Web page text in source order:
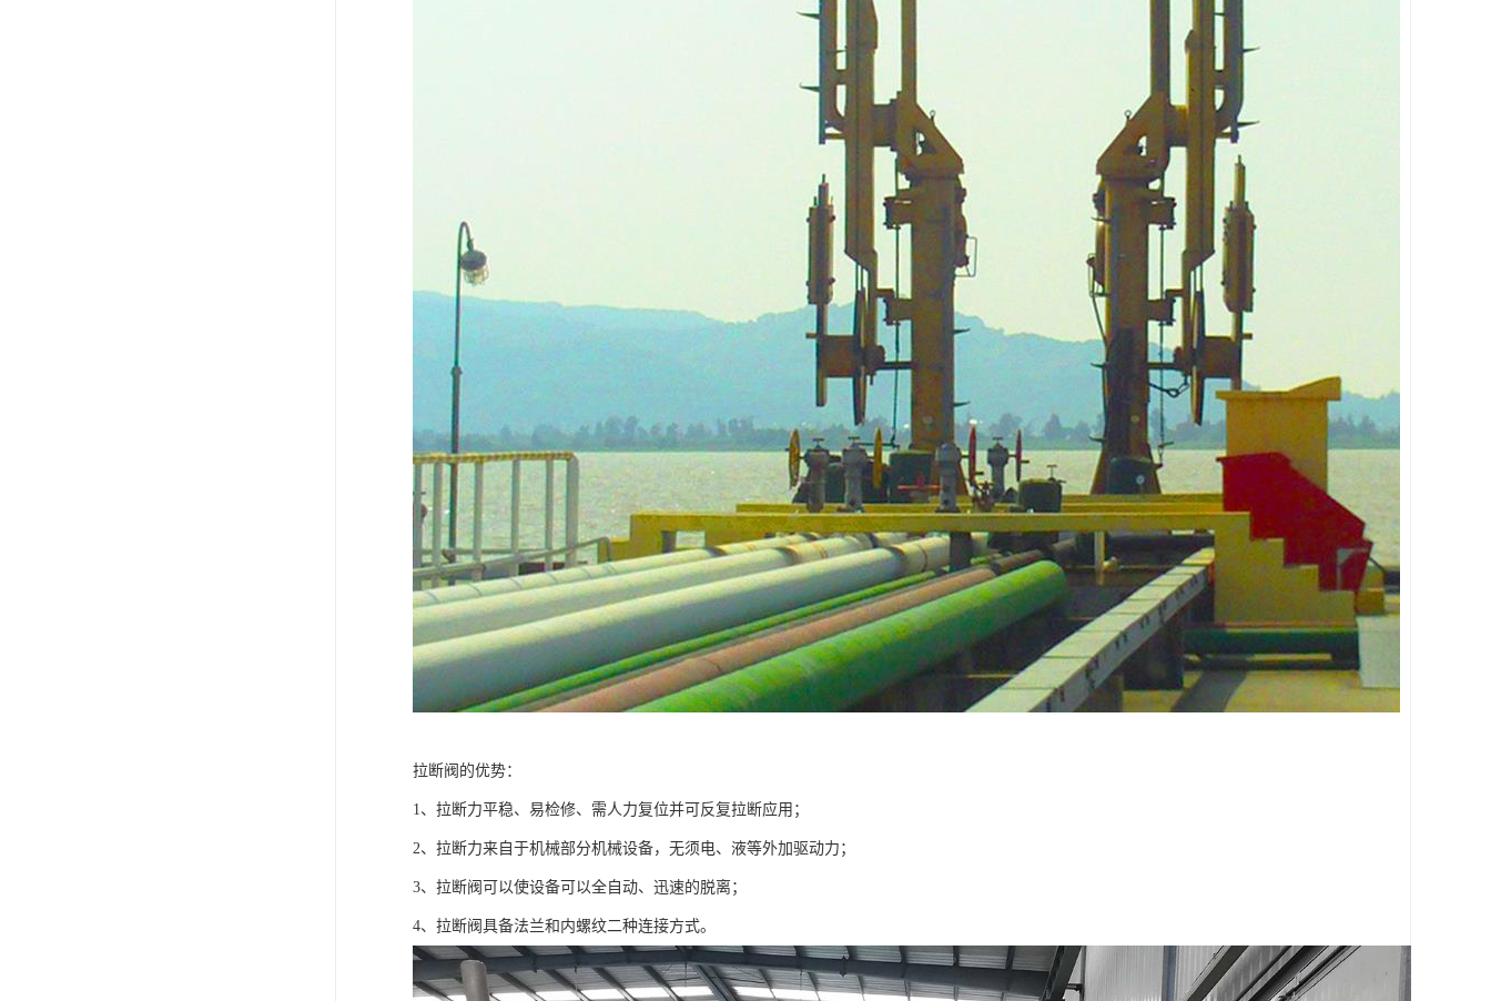
拉断阀的优势：
1、拉断力平稳、易检修、需人力复位并可反复拉断应用；
2、拉断力来自于机械部分机械设备，无须电、液等外加驱动力；
3、拉断阀可以使设备可以全自动、迅速的脱离；
4、拉断阀具备法兰和内螺纹二种连接方式。